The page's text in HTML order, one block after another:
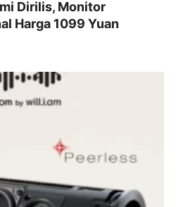
Dirilis, Monitor
Harga 1099 Yuan